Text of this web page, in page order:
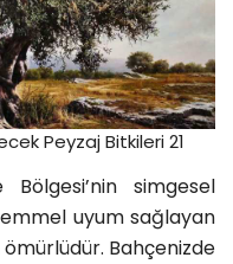
Peyzaj Bitkileri 21
simgesel
uyum sağlayan
ömürlüdür. Bahçenizde